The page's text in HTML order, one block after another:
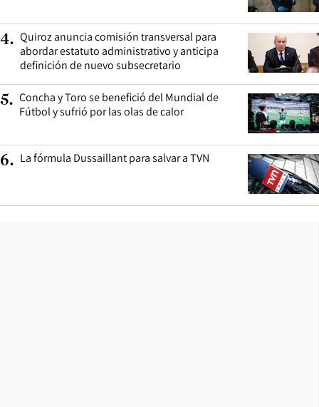
4. Quiroz anuncia comisión transversal para
abordar estatuto administrativo y anticipa
definición de nuevo subsecretario
5. Concha y Toro se benefició del Mundial de
Fútbol y sufrió por las olas de calor
6. La fórmula Dussaillant para salvar a TVN